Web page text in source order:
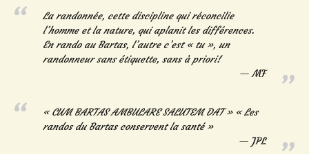
La randonnée, cette discipline qui réconcilie
l’homme et la nature, qui aplanit les différences.
En rando au Bartas, l’autre c’est « tu », un
randonneur sans étiquette, sans à priori!
MF
« CUM BARTAS AMBULARE SALUTEM DAT » « Les
randos du Bartas conservent la santé »
JPL